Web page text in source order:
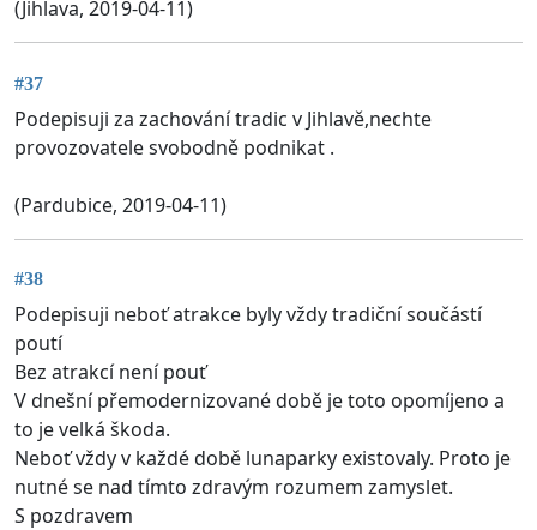
(Jihlava, 2019-04-11)
#37
Podepisuji za zachování tradic v Jihlavě,nechte
provozovatele svobodně podnikat .
(Pardubice, 2019-04-11)
#38
Podepisuji neboť atrakce byly vždy tradiční součástí
poutí
Bez atrakcí není pouť
V dnešní přemodernizované době je toto opomíjeno a
to je velká škoda.
Neboť vždy v každé době lunaparky existovaly. Proto je
nutné se nad tímto zdravým rozumem zamyslet.
S pozdravem